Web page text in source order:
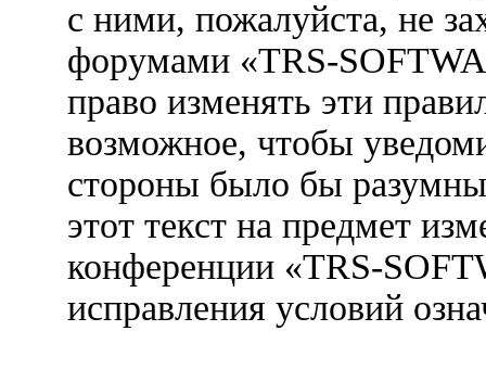
с ними, пожалуйста, не
форумами «TRS-
право изменять эти
возможное, чтобы
стороны было бы
этот текст на предмет
конференции «TRS-
исправления условий